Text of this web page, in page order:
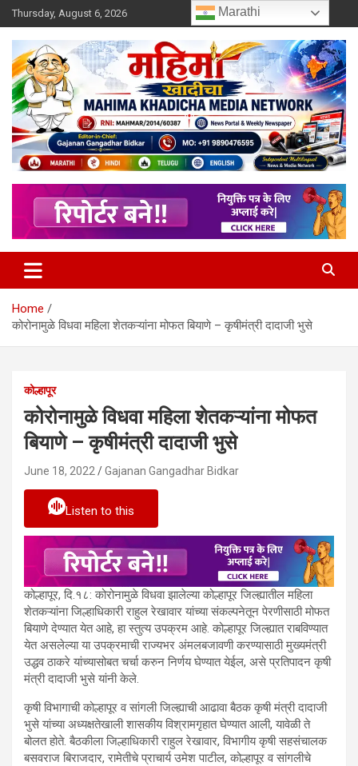
Skip
to
content
Thursday, August 6, 2026
Mahimakhadicha
Home
कोरोनामुळे विधवा महिला शेतकऱ्यांना मोफत बियाणे – कृषीमंत्री दादाजी भुसे
कोल्हापूर
कोरोनामुळे विधवा महिला शेतकऱ्यांना मोफत
बियाणे – कृषीमंत्री दादाजी भुसे
June 18, 2022 Gajanan Gangadhar Bidkar
Listen to this
कोल्हापूर, दि.१८: कोरोनामुळे विधवा झालेल्या कोल्हापूर जिल्ह्यातील महिला
शेतकऱ्यांना जिल्हाधिकारी राहुल रेखावार यांच्या संकल्पनेतून पेरणीसाठी मोफत
बियाणे देण्यात येत आहे, हा स्तुत्य उपक्रम आहे. कोल्हापूर जिल्ह्यात राबविण्यात
येत असलेल्या या उपक्रमाची राज्यभर अंमलबजावणी करण्यासाठी मुख्यमंत्री
उद्धव ठाकरे यांच्यासोबत चर्चा करुन निर्णय घेण्यात येईल, असे प्रतिपादन कृषी
मंत्री दादाजी भुसे यांनी केले.
कृषी विभागाची कोल्हापूर व सांगली जिल्ह्याची आढावा बैठक कृषी मंत्री दादाजी
भुसे यांच्या अध्यक्षतेखाली शासकीय विश्रामगृहात घेण्यात आली, यावेळी ते
बोलत होते. बैठकीला जिल्हाधिकारी राहुल रेखावार, विभागीय कृषी सहसंचालक
बसवराज बिराजदार, रामेतीचे प्राचार्य उमेश पाटील, कोल्हापूर व सांगलीचे
Marathi